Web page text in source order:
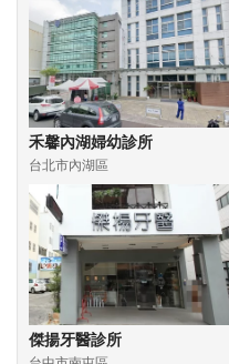
禾馨內湖婦幼診所
台北市內湖區
傑揚牙醫診所